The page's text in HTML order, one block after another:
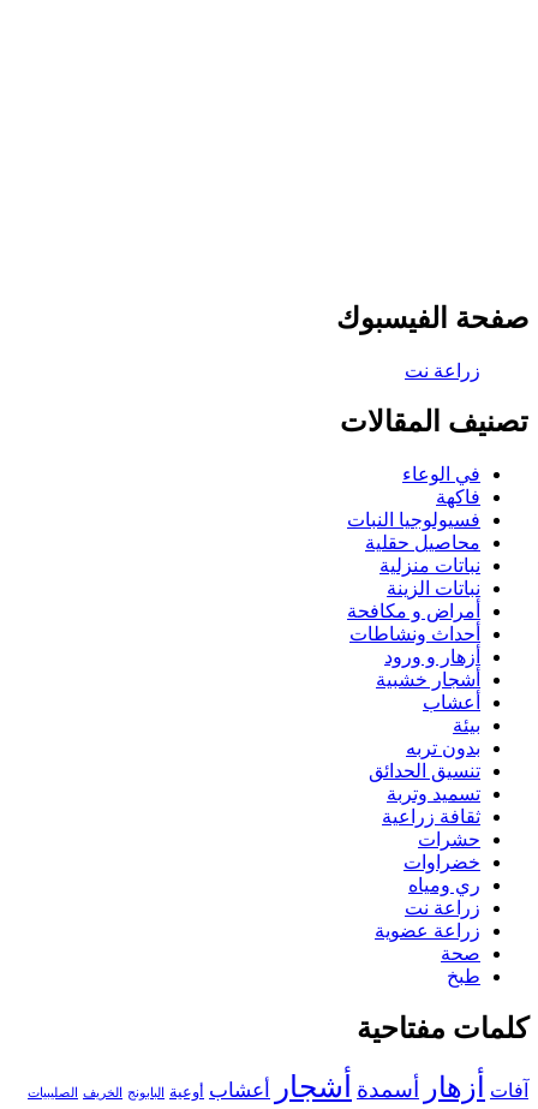
صفحة الفيسبوك
تصنيف المقالات
في الوعاء
فاكهة
فسيولوجيا النبات
محاصيل حقلية
نباتات منزلية
نباتات الزينة
أمراض و مكافحة
أحداث ونشاطات
أزهار و ورود
أشجار خشبية
أعشاب
بيئة
بدون تربه
تنسيق الحدائق
تسميد وتربة
ثقافة زراعية
حشرات
خضراوات
ري ومياه
زراعة نت
زراعة عضوية
صحة
طبخ
كلمات مفتاحية
آفات أزهار أسمدة أشجار أعشاب أوعية البابونج الخريف الصليبيات